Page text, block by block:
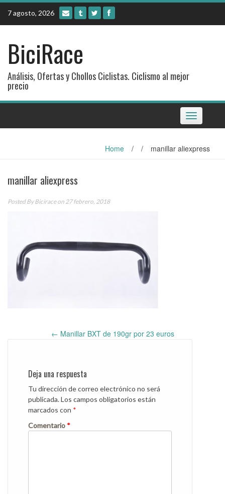
Skip
content
7 agosto, 2026
BiciRace
Análisis, Ofertas y Chollos Ciclistas. Ciclismo al mejor
precio
Toggle
navigation
Home / / manillar aliexpress
manillar aliexpress
Posted ByBiciraceon 27 febrero, 2018
Post
← Manillar BXT de 190gr por 23 euros
Deja una respuesta
Tu dirección de correo electrónico no será
publicada.Los campos obligatorios están
marcados con *
Comentario *